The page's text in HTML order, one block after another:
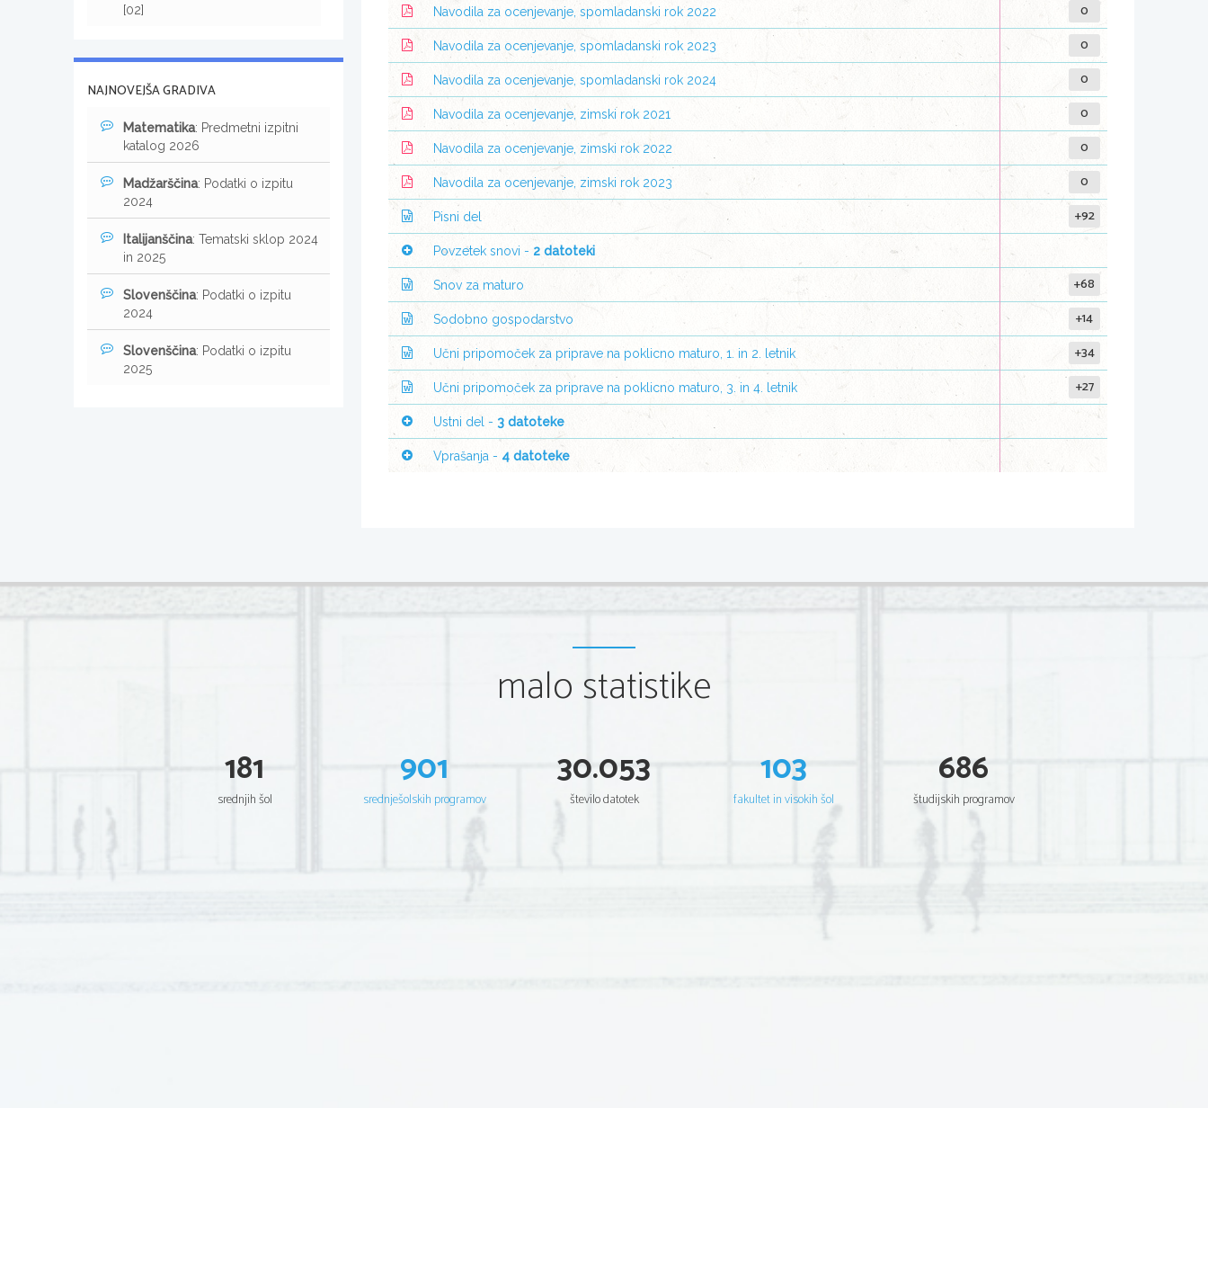
Navodila za ocenjevanje, spomladanski rok 2022 0
Navodila za ocenjevanje, spomladanski rok 2023 0
Navodila za ocenjevanje, spomladanski rok 2024 0
Navodila za ocenjevanje, zimski rok 2021 0
Navodila za ocenjevanje, zimski rok 2022 0
Navodila za ocenjevanje, zimski rok 2023 0
Pisni del +92
Povzetek snovi - 2 datoteki
Snov za maturo +68
Sodobno gospodarstvo +14
Učni pripomoček za priprave na poklicno maturo, 1. in 2. letnik +34
Učni pripomoček za priprave na poklicno maturo, 3. in 4. letnik +27
Ustni del - 3 datoteke
Vprašanja - 4 datoteke
[02]
NAJNOVEJŠA GRADIVA
Matematika: Predmetni izpitni
katalog 2026
Madžarščina: Podatki o izpitu
2024
Italijanščina: Tematski sklop 2024
in 2025
Slovenščina: Podatki o izpitu
2024
Slovenščina: Podatki o izpitu
2025
malo statistike
181
srednjih šol
901
srednješolskih programov
30.053
število datotek
103
fakultet in visokih šol
686
študijskih programov